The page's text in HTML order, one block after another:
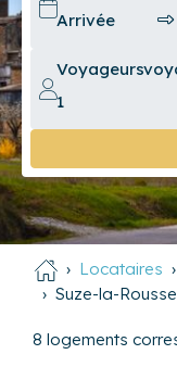
Voyageurs
Locataires
Suze-la-Rousse
8 logements